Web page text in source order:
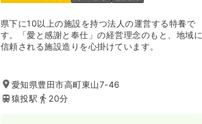
県下に10以上の施設を持つ法人の運営する特養で
す。「愛と感謝と奉仕」の経営理念のもと、地域に
信頼される施設造りを心掛けています。
愛知県豊田市高町東山7-46
猿投駅
20分